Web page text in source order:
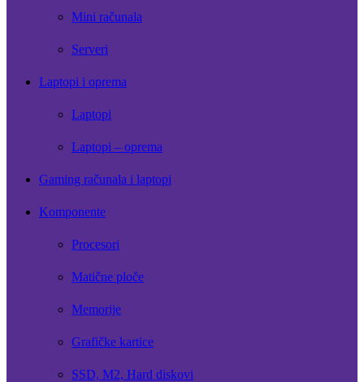
Mini računala
Serveri
Laptopi i oprema
Laptopi
Laptopi – oprema
Gaming računala i laptopi
Komponente
Procesori
Matične ploče
Memorije
Grafičke kartice
SSD, M2, Hard diskovi